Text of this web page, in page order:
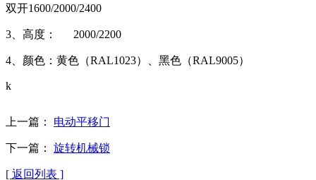
双开1600/2000/2400
3、高度： 2000/2200
4、颜色：黄色（RAL1023）、黑色（RAL9005）
k
上一篇： 电动平移门
下一篇： 旋转机械锁
[ 返回列表 ]